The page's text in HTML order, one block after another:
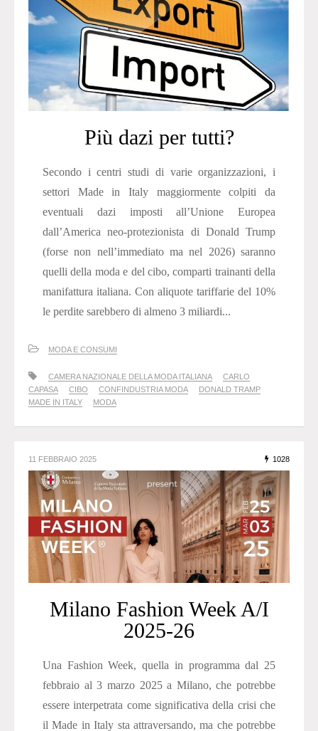
Più dazi per tutti?
Secondo i centri studi di varie organizzazioni, i
settori Made in Italy maggiormente colpiti da
eventuali dazi imposti all’Unione Europea
dall’America neo-protezionista di Donald Trump
(forse non nell’immediato ma nel 2026) saranno
quelli della moda e del cibo, comparti trainanti della
manifattura italiana. Con aliquote tariffarie del 10%
le perdite sarebbero di almeno 3 miliardi...
MODA E CONSUMI
CAMERA NAZIONALE DELLA MODA ITALIANA
CARLO
CAPASA
CIBO CONFINDUSTRIA MODA
DONALD TRAMP
MADE IN ITALY
MODA
11 FEBBRAIO 2025 1028
Milano Fashion Week A/I
2025-26
Una Fashion Week, quella in programma dal 25
febbraio al 3 marzo 2025 a Milano, che potrebbe
essere interpetrata come significativa della crisi che
il Made in Italy sta attraversando, ma che potrebbe